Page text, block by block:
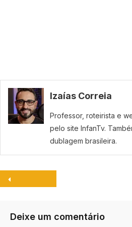
Izaías Correia
Professor, roteirista e
pelo site InfanTv.
dublagem brasileira.
Deixe um comentário